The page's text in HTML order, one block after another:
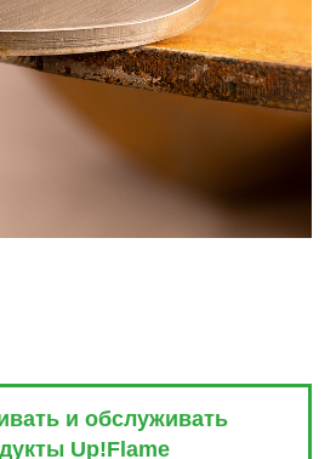
и обслуживать
Up!Flame